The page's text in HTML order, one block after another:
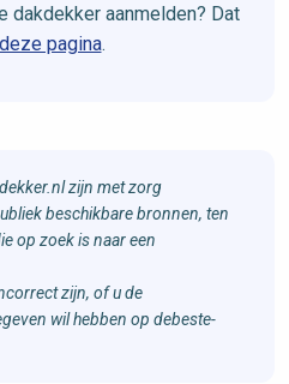
dakdekker aanmelden? Dat
deze pagina.
zijn met zorg
beschikbare bronnen, ten
op zoek is naar een
zijn, of u de
wil hebben op debeste-